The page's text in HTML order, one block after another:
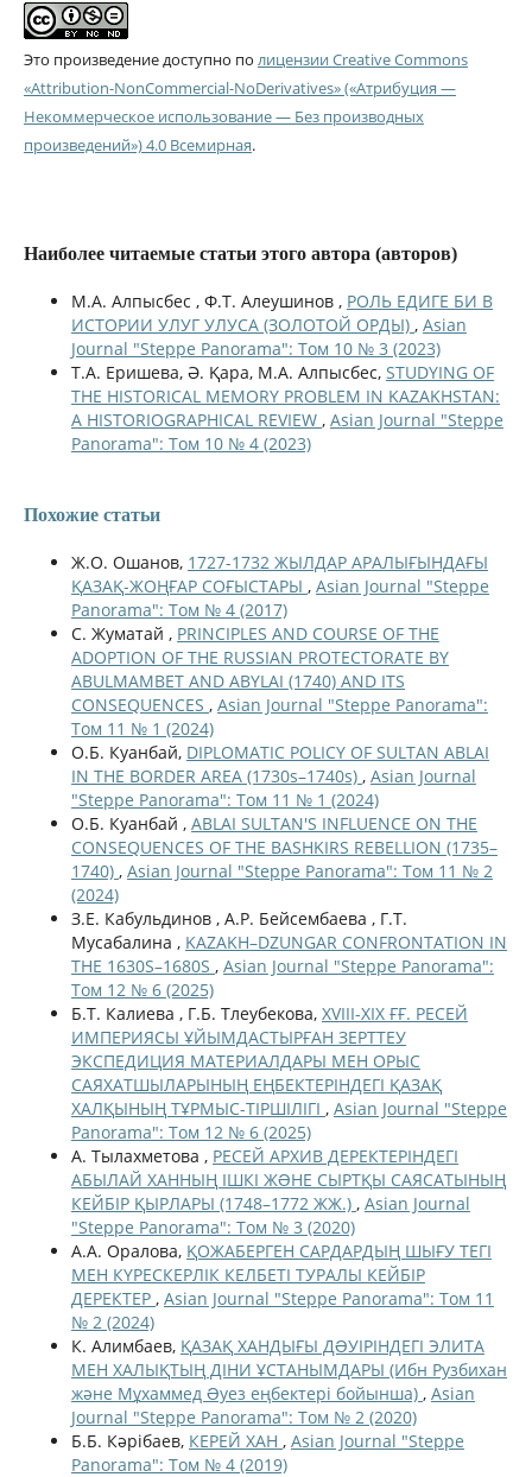
Это произведение доступно по лицензии Creative Commons
«Attribution-NonCommercial-NoDerivatives» («Атрибуция —
Некоммерческое использование — Без производных
произведений») 4.0 Всемирная.
Наиболее читаемые статьи этого автора (авторов)
М.А. Алпысбес , Ф.Т. Алеушинов , РОЛЬ ЕДИГЕ БИ В
ИСТОРИИ УЛУГ УЛУСА (ЗОЛОТОЙ ОРДЫ) , Asian
Journal "Steppe Panorama": Том 10 № 3 (2023)
Т.А. Еришева, Ә. Қара, М.А. Алпысбес, STUDYING OF
THE HISTORICAL MEMORY PROBLEM IN KAZAKHSTAN:
A HISTORIOGRAPHICAL REVIEW , Asian Journal "Steppe
Panorama": Том 10 № 4 (2023)
Похожие статьи
Ж.О. Ошанов, 1727-1732 ЖЫЛДАР АРАЛЫҒЫНДАҒЫ
ҚАЗАҚ-ЖОҢҒАР СОҒЫСТАРЫ , Asian Journal "Steppe
Panorama": Том № 4 (2017)
С. Жуматай , PRINCIPLES AND COURSE OF THE
ADOPTION OF THE RUSSIAN PROTECTORATE BY
ABULMAMBET AND ABYLAI (1740) AND ITS
CONSEQUENCES , Asian Journal "Steppe Panorama":
Том 11 № 1 (2024)
О.Б. Куанбай, DIPLOMATIC POLICY OF SULTAN ABLAI
IN THE BORDER AREA (1730s–1740s) , Asian Journal
"Steppe Panorama": Том 11 № 1 (2024)
О.Б. Куанбай , ABLAI SULTAN'S INFLUENCE ON THE
CONSEQUENCES OF THE BASHKIRS REBELLION (1735–
1740) , Asian Journal "Steppe Panorama": Том 11 № 2
(2024)
З.Е. Кабульдинов , А.Р. Бейсембаева , Г.Т.
Мусабалина , KAZAKH–DZUNGAR CONFRONTATION IN
THE 1630S–1680S , Asian Journal "Steppe Panorama":
Том 12 № 6 (2025)
Б.Т. Калиева , Г.Б. Тлеубекова, ХVІІІ-ХІХ ҒҒ. РЕСЕЙ
ИМПЕРИЯСЫ ҰЙЫМДАСТЫРҒАН ЗЕРТТЕУ
ЭКСПЕДИЦИЯ МАТЕРИАЛДАРЫ МЕН ОРЫС
САЯХАТШЫЛАРЫНЫҢ ЕҢБЕКТЕРІНДЕГІ ҚАЗАҚ
ХАЛҚЫНЫҢ ТҰРМЫС-ТІРШІЛІГІ , Asian Journal "Steppe
Panorama": Том 12 № 6 (2025)
А. Тылахметова , РЕСЕЙ АРХИВ ДЕРЕКТЕРІНДЕГІ
АБЫЛАЙ ХАННЫҢ ІШКІ ЖƏНЕ СЫРТҚЫ САЯСАТЫНЫҢ
КЕЙБІР ҚЫРЛАРЫ (1748–1772 ЖЖ.) , Asian Journal
"Steppe Panorama": Том № 3 (2020)
А.А. Оралова, ҚОЖАБЕРГЕН САРДАРДЫҢ ШЫҒУ ТЕГІ
МЕН КҮРЕСКЕРЛІК КЕЛБЕТІ ТУРАЛЫ КЕЙБІР
ДЕРЕКТЕР , Asian Journal "Steppe Panorama": Том 11
№ 2 (2024)
К. Алимбаев, ҚАЗАҚ ХАНДЫҒЫ ДƏУІРІНДЕГІ ЭЛИТА
МЕН ХАЛЫҚТЫҢ ДІНИ ҰСТАНЫМДАРЫ (Ибн Рузбихан
және Мұхаммед Əуез еңбектері бойынша) , Asian
Journal "Steppe Panorama": Том № 2 (2020)
Б.Б. Кәрібаев, КЕРЕЙ ХАН , Asian Journal "Steppe
Panorama": Том № 4 (2019)